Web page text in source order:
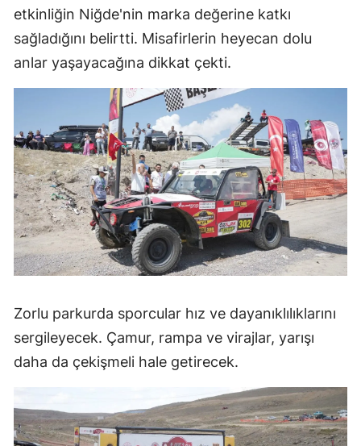
etkinliğin Niğde'nin marka değerine katkı
sağladığını belirtti. Misafirlerin heyecan dolu
anlar yaşayacağına dikkat çekti.
Zorlu parkurda sporcular hız ve dayanıklılıklarını
sergileyecek. Çamur, rampa ve virajlar, yarışı
daha da çekişmeli hale getirecek.